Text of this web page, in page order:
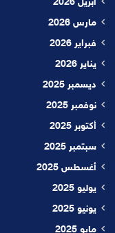
أبريل 2026
مارس 2026
فبراير 2026
يناير 2026
ديسمبر 2025
نوفمبر 2025
أكتوبر 2025
سبتمبر 2025
أغسطس 2025
يوليو 2025
يونيو 2025
مايو 2025